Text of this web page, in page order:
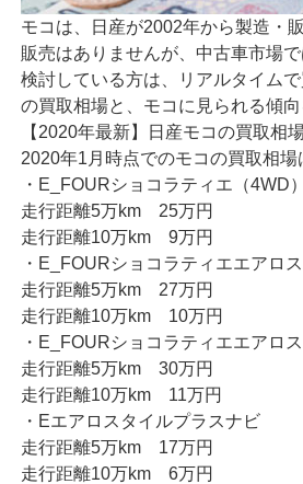
モコは、日産が2002年から製造・
販売はありませんが、中古車市場
検討している方は、リアルタイム
の買取相場と、モコに見られる傾向
【2020年最新】日産モコの買取相
2020年1月時点でのモコの買取相場
・E_FOURショコラティエ（4WD）
走行距離5万km 25万円
走行距離10万km 9万円
・E_FOURショコラティエエアロ
走行距離5万km 27万円
走行距離10万km 10万円
・E_FOURショコラティエエアロ
走行距離5万km 30万円
走行距離10万km 11万円
・Eエアロスタイルプラスナビ
走行距離5万km 17万円
走行距離10万km 6万円